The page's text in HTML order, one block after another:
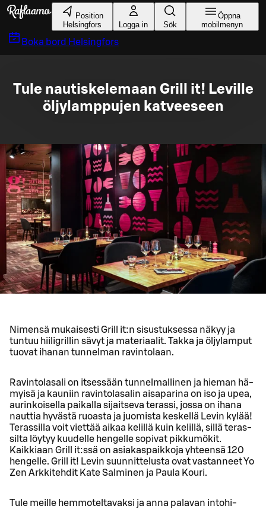
Gå till huvudinnehållet
Position
Helsingfors
Logga in Sök
Öppna
mobilmenyn
Boka bord Helsingfors
Tule nautiskelemaan Grill it! Leville
öljylamppujen katveeseen
Nimensä mukaisesti Grill it:n sisustuksessa näkyy ja
tuntuu hiiligrillin sävyt ja materiaalit. Takka ja öljylamput
tuovat ihanan tunnelman ravintolaan.
Ra­vin­to­la­sa­li on it­ses­sään tun­nel­mal­li­nen ja hie­man hä­
myi­sä ja kau­niin ra­vin­to­la­sa­lin ai­sa­pa­ri­na on iso ja upea,
au­rin­koi­sel­la pai­kal­la si­jait­se­va te­ras­si, jossa on ihana
naut­tia hy­väs­tä ruo­as­ta ja juo­mis­ta kes­kel­lä Levin kylää!
Te­ras­sil­la voit viet­tää aikaa ke­lil­lä kuin ke­lil­lä, sillä te­ras­
sil­ta löy­tyy kuu­del­le hen­gel­le so­pi­vat pik­ku­mö­kit.
Kaikkiaan Grill it:ssä on asiakaspaikkoja yhteensä 120
hengelle. Grill it! Levin suunnittelusta ovat vastanneet Yo
Zen Arkkitehdit Kate Salminen ja Paula Kouri.
Tule meil­le hem­mo­tel­ta­vak­si ja anna pa­la­van in­to­hi­